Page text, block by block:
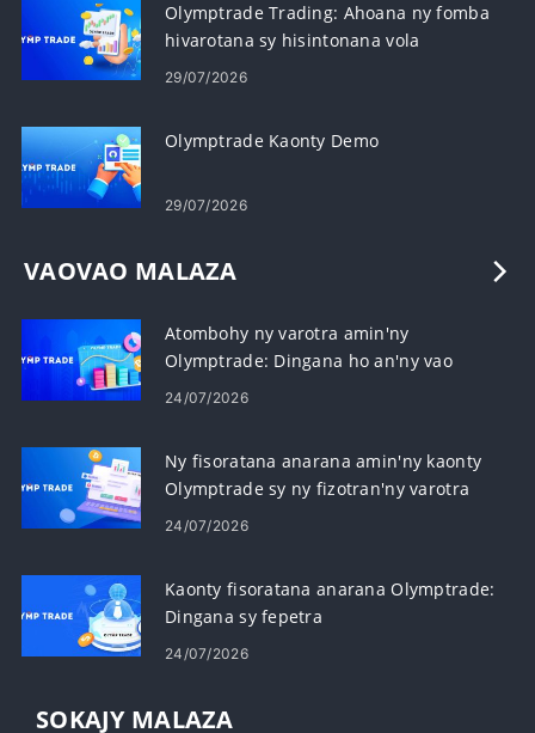
Olymptrade Trading: Ahoana ny fomba
hivarotana sy hisintonana vola
29/07/2026
Olymptrade Kaonty Demo
29/07/2026
VAOVAO MALAZA
Atombohy ny varotra amin'ny
Olymptrade: Dingana ho an'ny vao
manomboka
24/07/2026
Ny fisoratana anarana amin'ny kaonty
Olymptrade sy ny fizotran'ny varotra
Forex
24/07/2026
Kaonty fisoratana anarana Olymptrade:
Dingana sy fepetra
24/07/2026
SOKAJY MALAZA